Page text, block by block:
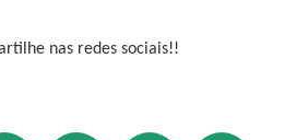
nas redes sociais!!